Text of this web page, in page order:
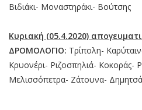
Βιδιάκι- Μοναστηράκι- Βούτσης
Κυριακή (05.4.2020)
ΔΡΟΜΟΛΟΓΙΟ: Τρίπολη-
Κρυονέρι- Ριζοσπηλιά- Κοκοράς-
Μελισσόπετρα- Ζάτουνα-